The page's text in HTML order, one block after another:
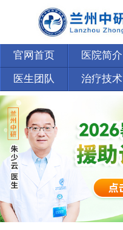
官网首页 医院简介
医生团队 治疗技术